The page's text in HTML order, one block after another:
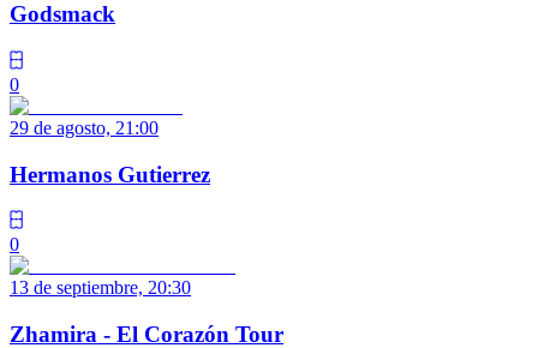
Godsmack
0
29 de agosto, 21:00
Hermanos Gutierrez
0
13 de septiembre, 20:30
Zhamira - El Corazón Tour